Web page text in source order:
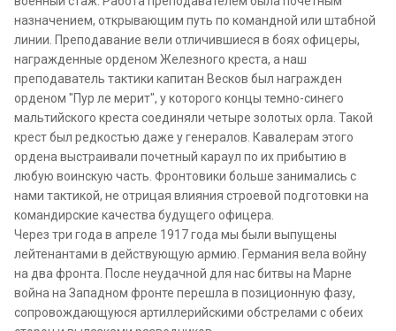
назначением, открывающим путь по командной или штабной
линии. Преподавание вели отличившиеся в боях офицеры,
награжденные орденом Железного креста, а наш
преподаватель тактики капитан Весков был награжден
орденом "Пур ле мерит", у которого концы темно-синего
мальтийского креста соединяли четыре золотых орла. Такой
крест был редкостью даже у генералов. Кавалерам этого
ордена выстраивали почетный караул по их прибытию в
любую воинскую часть. Фронтовики больше занимались с
нами тактикой, не отрицая влияния строевой подготовки на
командирские качества будущего офицера.
Через три года в апреле 1917 года мы были выпущены
лейтенантами в действующую армию. Германия вела войну
на два фронта. После неудачной для нас битвы на Марне
война на Западном фронте перешла в позиционную фазу,
сопровождающуюся артиллерийскими обстрелами с обеих